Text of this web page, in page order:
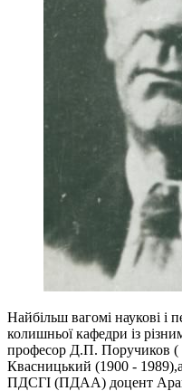
Найбільш вагомі наукові і
колишньої кафедри із
професор Д.П. Поручиков (
Квасницький (1900 -
ПДСГІ (ПДАА) доцент